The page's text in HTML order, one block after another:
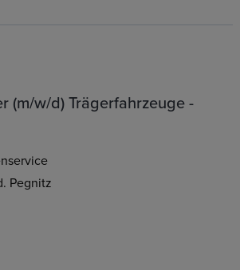
(m/w/d) Trägerfahrzeuge -
Pegnitz